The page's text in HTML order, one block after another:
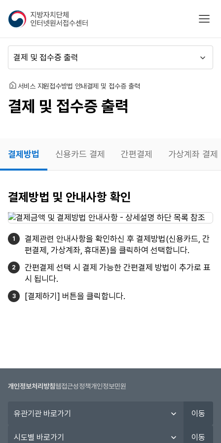
지
방
자
치
단
체
인
넷
원
수
센
터
모바
뉴
동
홈 서비스 지원접수방법 안내결제 및 접수증 출력
결제 및 접수증 출력
결제방법 신용카드 결제 간편결제 가상계좌 결제
결제방법
결제방법 및 안내사항 확인
결제관련 안내사항을 확인하신 후 결제방법(신용카드, 간
편결제, 가상계좌, 휴대폰)을 클릭하여 선택합니다.
간편결제 선택 시 결제 가능한 간편결제 방법이 추가로 표
시 됩니다.
[결제하기] 버튼을 클릭합니다.
개인정보처리방침웹접근성정책개인정보민원
관
이동
이동